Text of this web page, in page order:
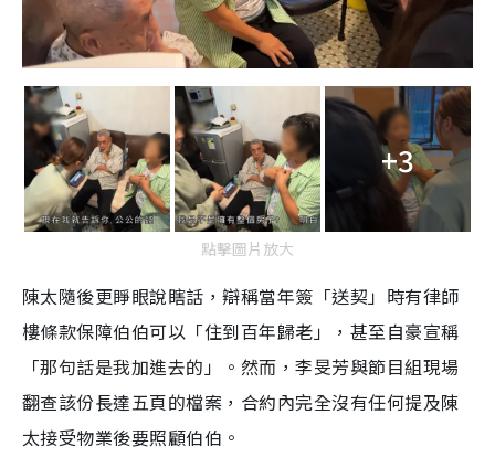
+3
點擊圖片放大
陳太隨後更睜眼說瞎話，辯稱當年簽「送契」時有律師
樓條款保障伯伯可以「住到百年歸老」，甚至自豪宣稱
「那句話是我加進去的」。然而，李旻芳與節目組現場
翻查該份長達五頁的檔案，合約內完全沒有任何提及陳
太接受物業後要照顧伯伯。